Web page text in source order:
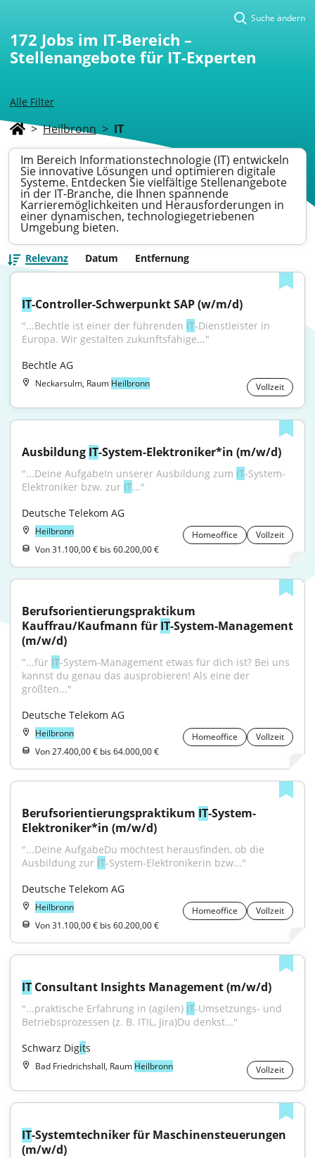
Alle Filter
Suche ändern
172 Jobs im IT-Bereich –
Stellenangebote für IT-Experten
> Heilbronn > IT
Im Bereich Informationstechnologie (IT) entwickeln
Sie innovative Lösungen und optimieren digitale
Systeme. Entdecken Sie vielfältige Stellenangebote
in der IT-Branche, die Ihnen spannende
Karrieremöglichkeiten und Herausforderungen in
einer dynamischen, technologiegetriebenen
Umgebung bieten.
Relevanz Datum Entfernung
IT-Controller-Schwerpunkt SAP (w/m/d)
"...Bechtle ist einer der führenden IT-Dienstleister in
Europa. Wir gestalten zukunftsfähige..."
Bechtle AG
Neckarsulm, Raum Heilbronn Vollzeit
Ausbildung IT-System-Elektroniker*in (m/w/d)
"...Deine AufgabeIn unserer Ausbildung zum IT-System-
Elektroniker bzw. zur IT..."
Deutsche Telekom AG
Heilbronn Homeoffice
Vollzeit
Von 31.100,00 € bis 60.200,00 €
Berufsorientierungspraktikum
Kauffrau/Kaufmann für IT-System-Management
(m/w/d)
"...für IT-System-Management etwas für dich ist? Bei uns
kannst du genau das ausprobieren! Als eine der
größten..."
Deutsche Telekom AG
Heilbronn Homeoffice
Vollzeit
Von 27.400,00 € bis 64.000,00 €
Berufsorientierungspraktikum IT-System-
Elektroniker*in (m/w/d)
"...Deine AufgabeDu möchtest herausfinden, ob die
Ausbildung zur IT-System-Elektronikerin bzw..."
Deutsche Telekom AG
Heilbronn Homeoffice
Vollzeit
Von 31.100,00 € bis 60.200,00 €
IT Consultant Insights Management (m/w/d)
"...praktische Erfahrung in (agilen) IT-Umsetzungs- und
Betriebsprozessen (z. B. ITIL, Jira)Du denkst..."
Schwarz Digits
Bad Friedrichshall, Raum Heilbronn Vollzeit
IT-Systemtechniker für Maschinensteuerungen
(m/w/d)